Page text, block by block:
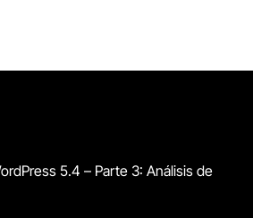
5.4 – Parte 3: Análisis de